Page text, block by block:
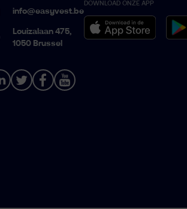
info@easyvest.be
Louizalaan 475,
1050 Brussel
Belgique › Français
Belgium › English
DOWNLOAD ONZE APP